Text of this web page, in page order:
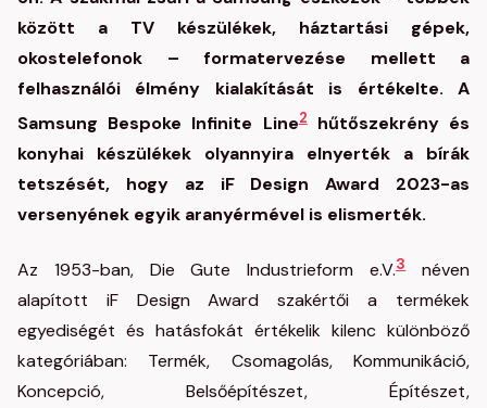
között a TV készülékek, háztartási gépek,
okostelefonok – formatervezése mellett a
felhasználói élmény kialakítását is értékelte. A
Samsung Bespoke Infinite Line2hűtőszekrény és
konyhai készülékek olyannyira elnyerték a bírák
tetszését, hogy az iF Design Award 2023-as
versenyének egyik aranyérmével is elismerték.
Az 1953-ban, Die Gute Industrieform e.V.3néven
alapított iF Design Award szakértői a termékek
egyediségét és hatásfokát értékelik kilenc különböző
kategóriában: Termék, Csomagolás, Kommunikáció,
Koncepció, Belsőépítészet, Építészet,